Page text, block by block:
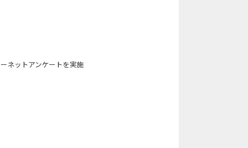
ネットアンケートを実施